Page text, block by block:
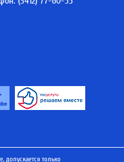
допускается только